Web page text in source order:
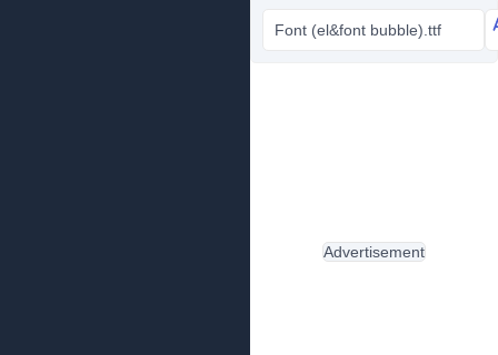
Font (el&font bubble).ttf
Advertisement